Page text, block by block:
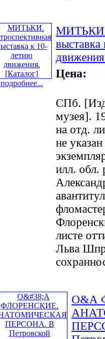
подробнее...
МИТЬКИ.
Цена:
СПб.
музея].
на отд.
не
илл. обл.
листе
Льва
О&А